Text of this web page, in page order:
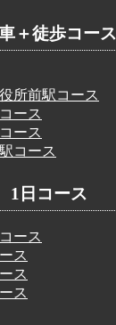
＋徒歩コース
所前駅コース
ース
ース
コース
1日コース
ース
ス
ス
ス